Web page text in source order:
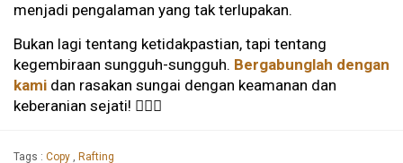
menjadi pengalaman yang tak terlupakan.
Bukan lagi tentang ketidakpastian, tapi tentang
kegembiraan sungguh-sungguh. Bergabunglah dengan
kami dan rasakan sungai dengan keamanan dan
keberanian sejati! 🚣‍♂️✨
Tags : Copy , Rafting